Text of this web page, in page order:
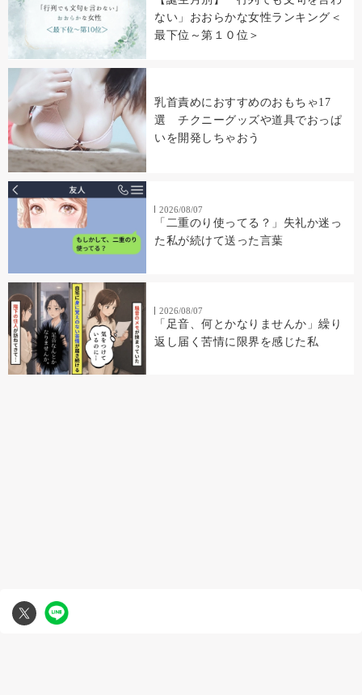
ない」おおらかな女性ランキング＜
最下位～第１０位＞
乳首責めにおすすめのおもちゃ17
選 チクニーグッズや道具でおっぱ
いを開発しちゃおう
2026/08/07
「二重のり使ってる？」失礼か迷っ
た私が続けて送った言葉
2026/08/07
「足音、何とかなりませんか」繰り
返し届く苦情に限界を感じた私